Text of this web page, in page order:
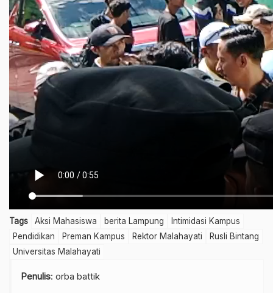
Tags Aksi Mahasiswa berita Lampung
Intimidasi Kampus
Pendidikan
Preman Kampus Rektor Malahayati
Rusli Bintang
Universitas Malahayati
Penulis: orba battik